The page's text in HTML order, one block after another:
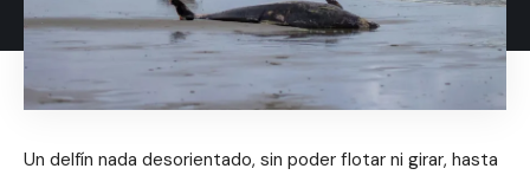
Un delfín nada desorientado, sin poder flotar ni girar, hasta